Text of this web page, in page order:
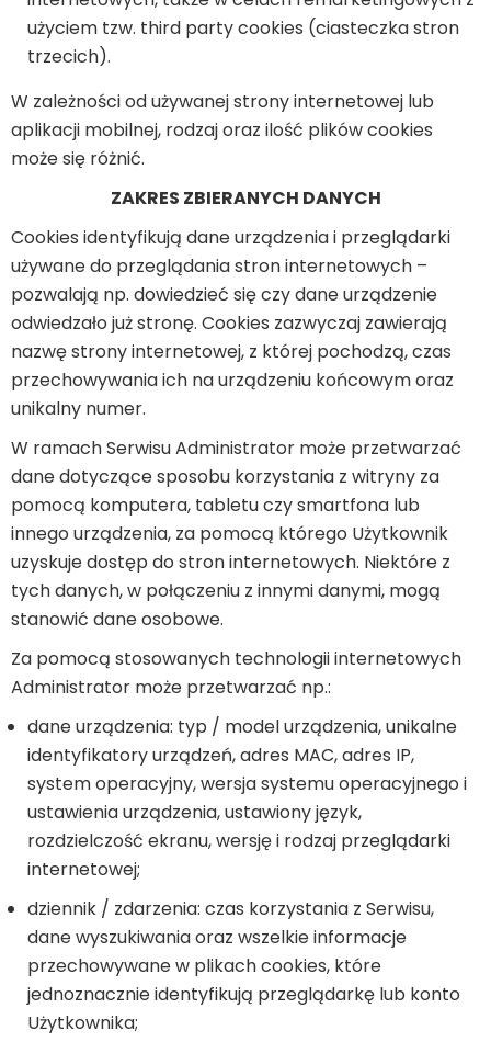
użyciem tzw. third party cookies (ciasteczka stron
trzecich).
W zależności od używanej strony internetowej lub
aplikacji mobilnej, rodzaj oraz ilość plików cookies
może się różnić.
ZAKRES ZBIERANYCH DANYCH
Cookies identyfikują dane urządzenia i przeglądarki
używane do przeglądania stron internetowych –
pozwalają np. dowiedzieć się czy dane urządzenie
odwiedzało już stronę. Cookies zazwyczaj zawierają
nazwę strony internetowej, z której pochodzą, czas
przechowywania ich na urządzeniu końcowym oraz
unikalny numer.
W ramach Serwisu Administrator może przetwarzać
dane dotyczące sposobu korzystania z witryny za
pomocą komputera, tabletu czy smartfona lub
innego urządzenia, za pomocą którego Użytkownik
uzyskuje dostęp do stron internetowych. Niektóre z
tych danych, w połączeniu z innymi danymi, mogą
stanowić dane osobowe.
Za pomocą stosowanych technologii internetowych
Administrator może przetwarzać np.:
dane urządzenia: typ / model urządzenia, unikalne
identyfikatory urządzeń, adres MAC, adres IP,
system operacyjny, wersja systemu operacyjnego i
ustawienia urządzenia, ustawiony język,
rozdzielczość ekranu, wersję i rodzaj przeglądarki
internetowej;
dziennik / zdarzenia: czas korzystania z Serwisu,
dane wyszukiwania oraz wszelkie informacje
przechowywane w plikach cookies, które
jednoznacznie identyfikują przeglądarkę lub konto
Użytkownika;